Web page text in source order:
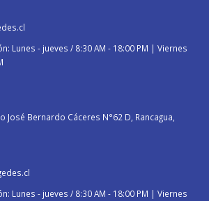
Lunes - jueves / 8:30 AM - 18:00 PM | Viernes
José Bernardo Cáceres N°62 D, Rancagua,
Lunes - jueves / 8:30 AM - 18:00 PM | Viernes